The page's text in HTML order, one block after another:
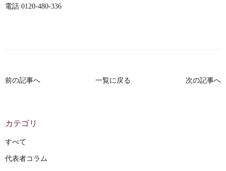
電話 0120-480-336
前の記事へ 一覧に戻る 次の記事へ
カテゴリ
すべて
代表者コラム